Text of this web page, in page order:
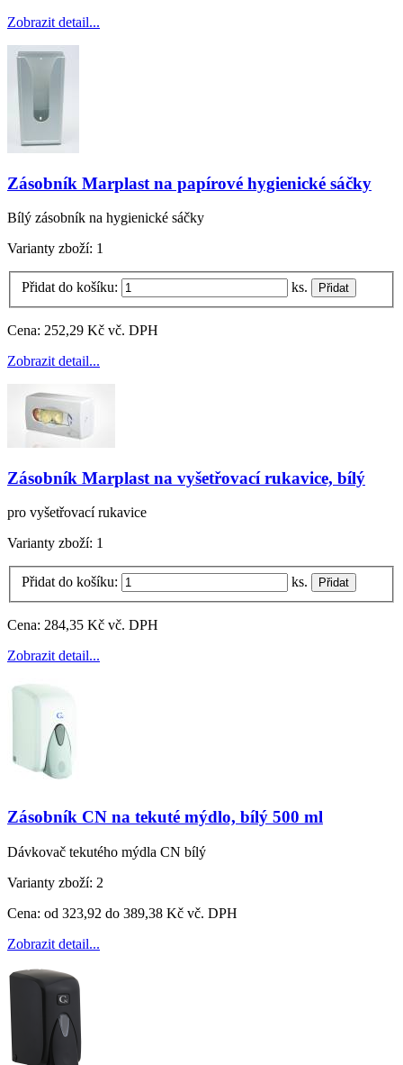
Zobrazit detail...
Zásobník Marplast na papírové hygienické sáčky
Bílý zásobník na hygienické sáčky
Varianty zboží: 1
Přidat do košíku: ks.
Cena: 252,29 Kč vč. DPH
Zobrazit detail...
Zásobník Marplast na vyšetřovací rukavice, bílý
pro vyšetřovací rukavice
Varianty zboží: 1
Přidat do košíku: ks.
Cena: 284,35 Kč vč. DPH
Zobrazit detail...
Zásobník CN na tekuté mýdlo, bílý 500 ml
Dávkovač tekutého mýdla CN bílý
Varianty zboží: 2
Cena: od 323,92 do 389,38 Kč vč. DPH
Zobrazit detail...